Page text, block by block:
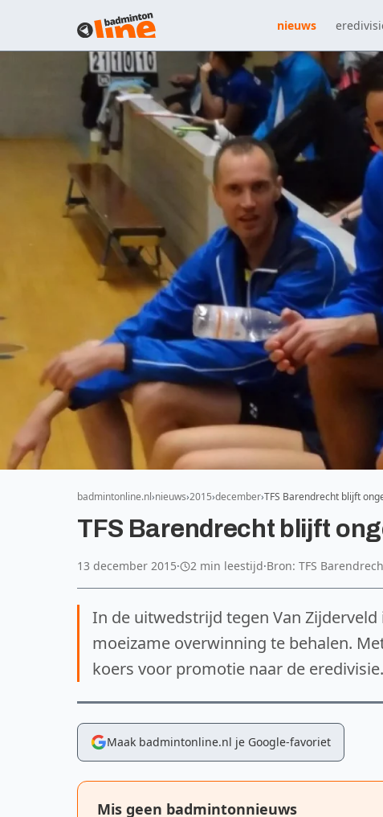
nieuws
badmintonline.nl nieuws 2015 december TFS Barendrecht blijft
TFS Barendrecht blijft
13 december 2015· 2 min leestijd·Bron: TFS
In de uitwedstrijd tegen Van
moeizame overwinning te behalen.
koers voor promotie naar de eredivisie.
Maak badmintonline.nl je Google-favoriet
Mis geen badmintonnieuws